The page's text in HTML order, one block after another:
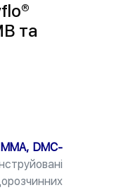
та
DMC-